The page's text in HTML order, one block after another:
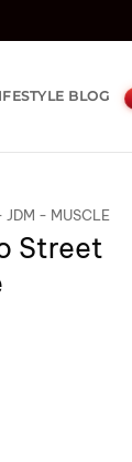
BLOG
JDM - MUSCLE
Street